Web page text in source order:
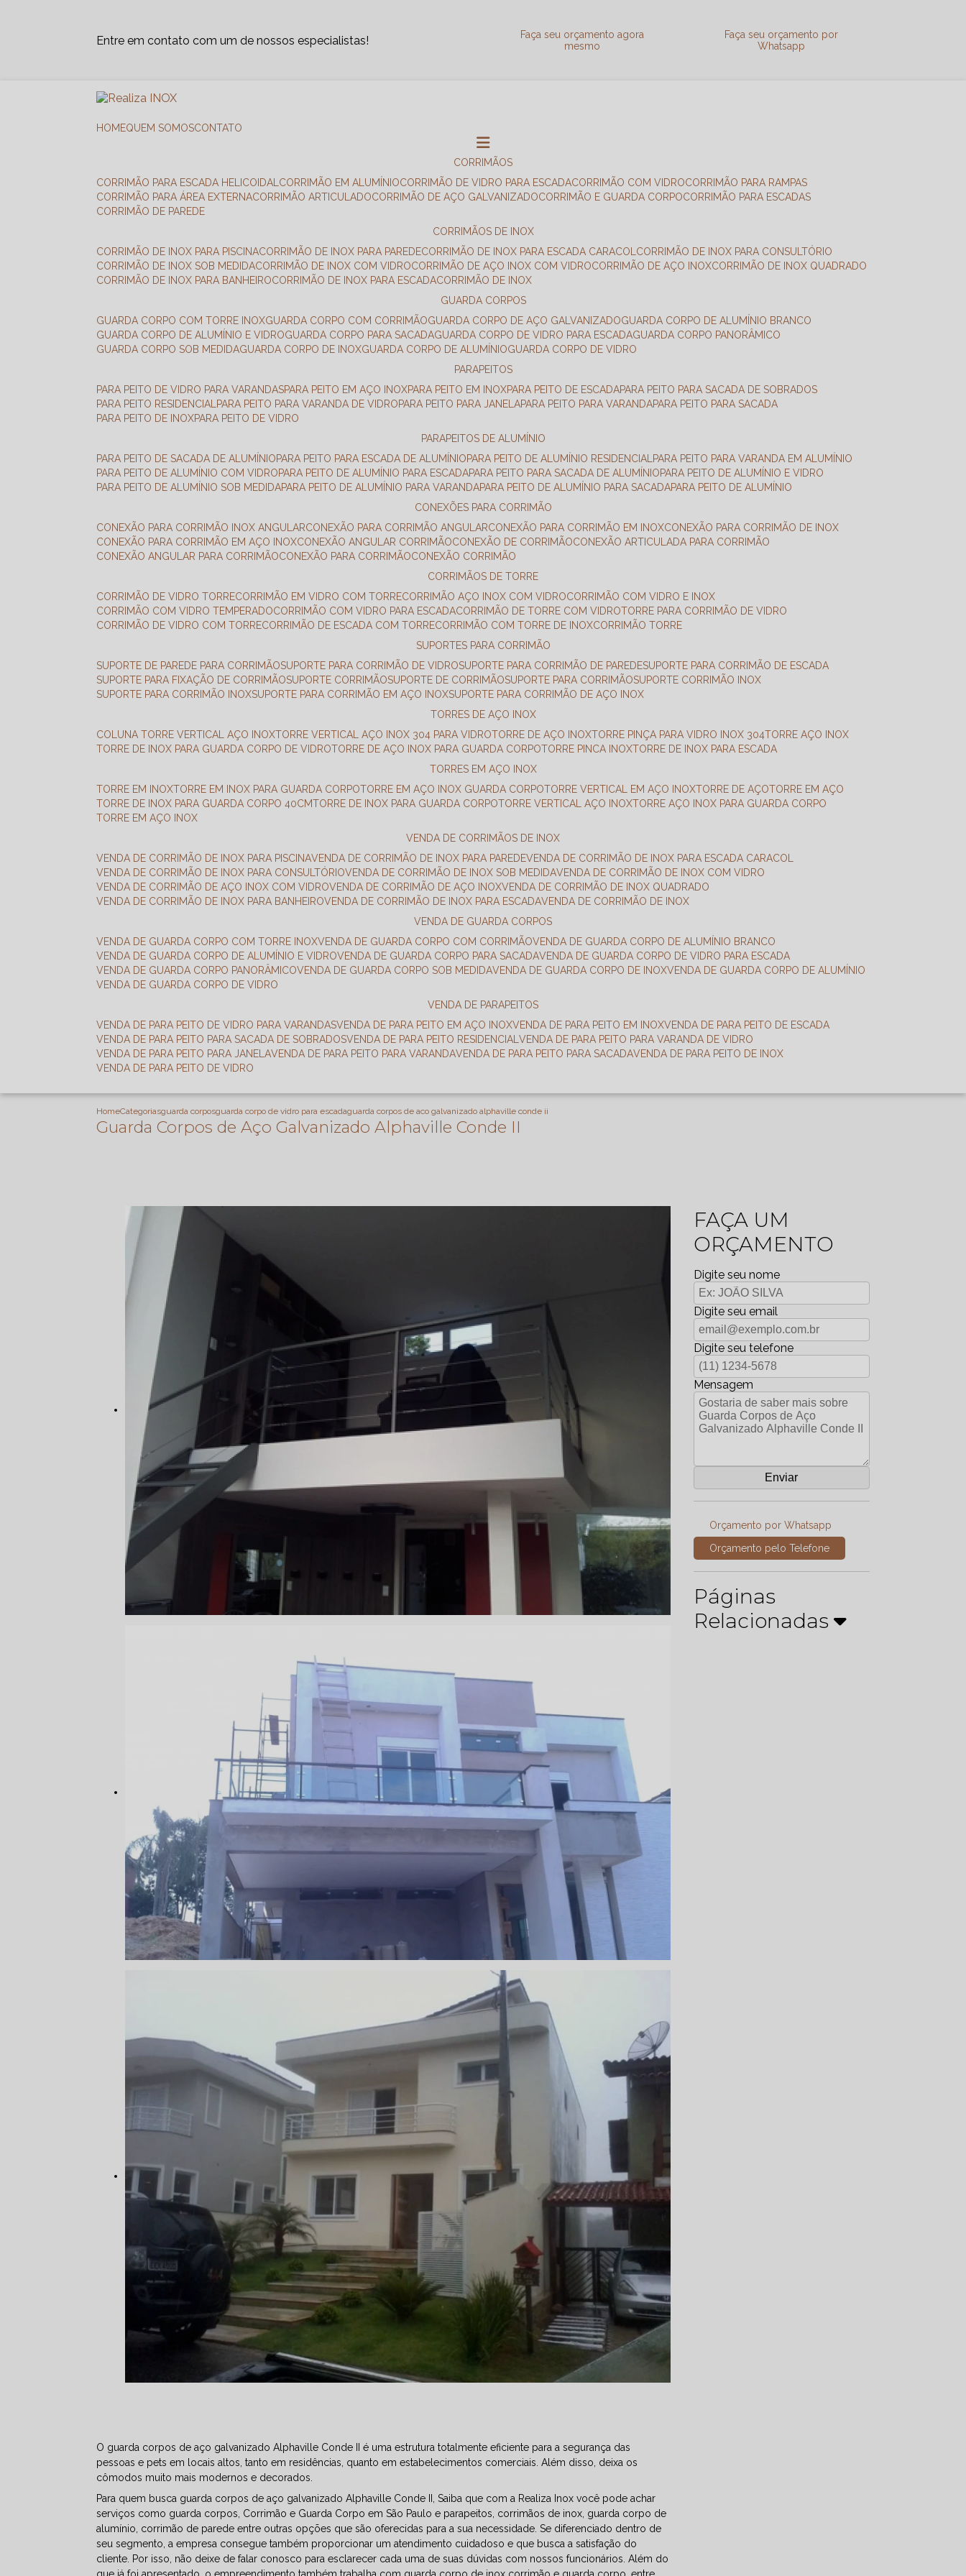
Entre em contato com um de nossos especialistas!
Faça seu orçamento agora
mesmo
Faça seu orçamento por
Whatsapp
HOME QUEM SOMOS CONTATO
CORRIMÃOS
CORRIMÃO PARA ESCADA HELICOIDAL
CORRIMÃO EM ALUMÍNIO CORRIMÃO DE VIDRO PARA ESCADA CORRIMÃO COM VIDRO
CORRIMÃO PARA RAMPAS
CORRIMÃO PARA ÁREA EXTERNA
CORRIMÃO ARTICULADO CORRIMÃO DE AÇO GALVANIZADO CORRIMÃO E GUARDA CORPO
CORRIMÃO PARA ESCADAS
CORRIMÃO DE PAREDE
CORRIMÃOS DE INOX
CORRIMÃO DE INOX PARA PISCINA
CORRIMÃO DE INOX PARA PAREDE CORRIMÃO DE INOX PARA ESCADA CARACOL
CORRIMÃO DE INOX PARA CONSULTÓRIO
CORRIMÃO DE INOX SOB MEDIDA
CORRIMÃO DE INOX COM VIDRO CORRIMÃO DE AÇO INOX COM VIDRO CORRIMÃO DE AÇO INOX
CORRIMÃO DE INOX QUADRADO
CORRIMÃO DE INOX PARA BANHEIRO
CORRIMÃO DE INOX PARA ESCADA
CORRIMÃO DE INOX
GUARDA CORPOS
GUARDA CORPO COM TORRE INOX
GUARDA CORPO COM CORRIMÃO GUARDA CORPO DE AÇO GALVANIZADO
GUARDA CORPO DE ALUMÍNIO BRANCO
GUARDA CORPO DE ALUMÍNIO E VIDRO
GUARDA CORPO PARA SACADA GUARDA CORPO DE VIDRO PARA ESCADA
GUARDA CORPO PANORÂMICO
GUARDA CORPO SOB MEDIDA
GUARDA CORPO DE INOX GUARDA CORPO DE ALUMÍNIO
GUARDA CORPO DE VIDRO
PARAPEITOS
PARA PEITO DE VIDRO PARA VARANDAS PARA PEITO EM AÇO INOX PARA PEITO EM INOX PARA PEITO DE ESCADA PARA PEITO PARA SACADA DE SOBRADOS
PARA PEITO RESIDENCIAL
PARA PEITO PARA VARANDA DE VIDRO PARA PEITO PARA JANELA PARA PEITO PARA VARANDA PARA PEITO PARA SACADA
PARA PEITO DE INOX PARA PEITO DE VIDRO
PARAPEITOS DE ALUMÍNIO
PARA PEITO DE SACADA DE ALUMÍNIO PARA PEITO PARA ESCADA DE ALUMÍNIO PARA PEITO DE ALUMÍNIO RESIDENCIAL
PARA PEITO PARA VARANDA EM ALUMÍNIO
PARA PEITO DE ALUMÍNIO COM VIDRO PARA PEITO DE ALUMÍNIO PARA ESCADA PARA PEITO PARA SACADA DE ALUMÍNIO PARA PEITO DE ALUMÍNIO E VIDRO
PARA PEITO DE ALUMÍNIO SOB MEDIDA PARA PEITO DE ALUMÍNIO PARA VARANDA PARA PEITO DE ALUMÍNIO PARA SACADA PARA PEITO DE ALUMÍNIO
CONEXÕES PARA CORRIMÃO
CONEXÃO PARA CORRIMÃO INOX ANGULAR
CONEXÃO PARA CORRIMÃO ANGULAR CONEXÃO PARA CORRIMÃO EM INOX
CONEXÃO PARA CORRIMÃO DE INOX
CONEXÃO PARA CORRIMÃO EM AÇO INOX
CONEXÃO ANGULAR CORRIMÃO CONEXÃO DE CORRIMÃO
CONEXÃO ARTICULADA PARA CORRIMÃO
CONEXÃO ANGULAR PARA CORRIMÃO
CONEXÃO PARA CORRIMÃO
CONEXÃO CORRIMÃO
CORRIMÃOS DE TORRE
CORRIMÃO DE VIDRO TORRE
CORRIMÃO EM VIDRO COM TORRE CORRIMÃO AÇO INOX COM VIDRO
CORRIMÃO COM VIDRO E INOX
CORRIMÃO COM VIDRO TEMPERADO
CORRIMÃO COM VIDRO PARA ESCADA CORRIMÃO DE TORRE COM VIDRO TORRE PARA CORRIMÃO DE VIDRO
CORRIMÃO DE VIDRO COM TORRE
CORRIMÃO DE ESCADA COM TORRE CORRIMÃO COM TORRE DE INOX
CORRIMÃO TORRE
SUPORTES PARA CORRIMÃO
SUPORTE DE PAREDE PARA CORRIMÃO
SUPORTE PARA CORRIMÃO DE VIDRO SUPORTE PARA CORRIMÃO DE PAREDE SUPORTE PARA CORRIMÃO DE ESCADA
SUPORTE PARA FIXAÇÃO DE CORRIMÃO
SUPORTE CORRIMÃO SUPORTE DE CORRIMÃO SUPORTE PARA CORRIMÃO
SUPORTE CORRIMÃO INOX
SUPORTE PARA CORRIMÃO INOX SUPORTE PARA CORRIMÃO EM AÇO INOX SUPORTE PARA CORRIMÃO DE AÇO INOX
TORRES DE AÇO INOX
COLUNA TORRE VERTICAL AÇO INOX TORRE VERTICAL AÇO INOX 304 PARA VIDRO TORRE DE AÇO INOX TORRE PINÇA PARA VIDRO INOX 304 TORRE AÇO INOX
TORRE DE INOX PARA GUARDA CORPO DE VIDRO TORRE DE AÇO INOX PARA GUARDA CORPO TORRE PINCA INOX TORRE DE INOX PARA ESCADA
TORRES EM AÇO INOX
TORRE EM INOX TORRE EM INOX PARA GUARDA CORPO TORRE EM AÇO INOX GUARDA CORPO TORRE VERTICAL EM AÇO INOX TORRE DE AÇO TORRE EM AÇO
TORRE DE INOX PARA GUARDA CORPO 40CM TORRE DE INOX PARA GUARDA CORPO TORRE VERTICAL AÇO INOX TORRE AÇO INOX PARA GUARDA CORPO
TORRE EM AÇO INOX
VENDA DE CORRIMÃOS DE INOX
VENDA DE CORRIMÃO DE INOX PARA PISCINA
VENDA DE CORRIMÃO DE INOX PARA PAREDE
VENDA DE CORRIMÃO DE INOX PARA ESCADA CARACOL
VENDA DE CORRIMÃO DE INOX PARA CONSULTÓRIO
VENDA DE CORRIMÃO DE INOX SOB MEDIDA
VENDA DE CORRIMÃO DE INOX COM VIDRO
VENDA DE CORRIMÃO DE AÇO INOX COM VIDRO
VENDA DE CORRIMÃO DE AÇO INOX
VENDA DE CORRIMÃO DE INOX QUADRADO
VENDA DE CORRIMÃO DE INOX PARA BANHEIRO
VENDA DE CORRIMÃO DE INOX PARA ESCADA
VENDA DE CORRIMÃO DE INOX
VENDA DE GUARDA CORPOS
VENDA DE GUARDA CORPO COM TORRE INOX
VENDA DE GUARDA CORPO COM CORRIMÃO
VENDA DE GUARDA CORPO DE ALUMÍNIO BRANCO
VENDA DE GUARDA CORPO DE ALUMÍNIO E VIDRO
VENDA DE GUARDA CORPO PARA SACADA
VENDA DE GUARDA CORPO DE VIDRO PARA ESCADA
VENDA DE GUARDA CORPO PANORÂMICO
VENDA DE GUARDA CORPO SOB MEDIDA VENDA DE GUARDA CORPO DE INOX
VENDA DE GUARDA CORPO DE ALUMÍNIO
VENDA DE GUARDA CORPO DE VIDRO
VENDA DE PARAPEITOS
VENDA DE PARA PEITO DE VIDRO PARA VARANDAS
VENDA DE PARA PEITO EM AÇO INOX VENDA DE PARA PEITO EM INOX
VENDA DE PARA PEITO DE ESCADA
VENDA DE PARA PEITO PARA SACADA DE SOBRADOS
VENDA DE PARA PEITO RESIDENCIAL
VENDA DE PARA PEITO PARA VARANDA DE VIDRO
VENDA DE PARA PEITO PARA JANELA
VENDA DE PARA PEITO PARA VARANDA VENDA DE PARA PEITO PARA SACADA
VENDA DE PARA PEITO DE INOX
VENDA DE PARA PEITO DE VIDRO
HomeCategoriasguarda corposguarda corpo de vidro para escadaguarda corpos de aco galvanizado alphaville conde ii
Guarda Corpos de Aço Galvanizado Alphaville Conde II
O guarda corpos de aço galvanizado Alphaville Conde II é uma estrutura totalmente eficiente para a segurança das
pessoas e pets em locais altos, tanto em residências, quanto em estabelecimentos comerciais. Além disso, deixa os
cômodos muito mais modernos e decorados.
Para quem busca guarda corpos de aço galvanizado Alphaville Conde II, Saiba que com a Realiza Inox você pode achar
serviços como guarda corpos, Corrimão e Guarda Corpo em São Paulo e parapeitos, corrimãos de inox, guarda corpo de
alumínio, corrimão de parede entre outras opções que são oferecidas para a sua necessidade. Se diferenciado dentro de
seu segmento, a empresa consegue também proporcionar um atendimento cuidadoso e que busca a satisfação do
cliente. Por isso, não deixe de falar conosco para esclarecer cada uma de suas dúvidas com nossos funcionários. Além do
FAÇA UM
ORÇAMENTO
Digite seu nome
Digite seu email
Digite seu telefone
Mensagem
Orçamento por Whatsapp
Orçamento pelo Telefone
Páginas
Relacionadas